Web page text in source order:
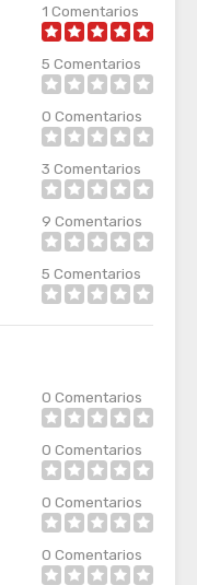
1 Comentarios
5 Comentarios
0 Comentarios
3 Comentarios
9 Comentarios
5 Comentarios
0 Comentarios
0 Comentarios
0 Comentarios
0 Comentarios